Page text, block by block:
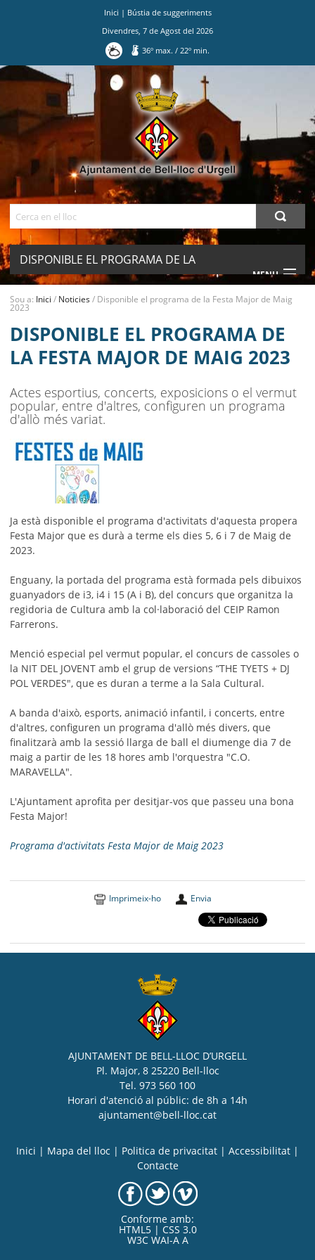
Inici | Bústia de suggeriments
Divendres 7 de Agost del 2026
36º max./ 22º min.
DISPONIBLE EL PROGRAMA DE LA
FESTA MAJOR DE MAIG 2023
MENU
MUNICIPI
BELL-LLOC SOLUCIONA
Sou a: Inici / Noticies/ Disponible el programa de la Festa Major de Maig
2023
DISPONIBLE EL PROGRAMA DE
LA FESTA MAJOR DE MAIG 2023
Actes esportius, concerts, exposicions o el vermut
popular, entre d'altres, configuren un programa
d'allò més variat.
Ja està disponible el programa d'activitats d'aquesta propera
Festa Major que es durà a terme els dies 5, 6 i 7 de Maig de
2023.
Enguany, la portada del programa està formada pels dibuixos
guanyadors de i3, i4 i 15 (A i B), del concurs que organitza la
regidoria de Cultura amb la col·laboració del CEIP Ramon
Farrerons.
Menció especial pel vermut popular, el concurs de cassoles o
la NIT DEL JOVENT amb el grup de versions “THE TYETS + DJ
POL VERDES", que es duran a terme a la Sala Cultural.
A banda d'això, esports, animació infantil, i concerts, entre
d'altres, configuren un programa d'allò més divers, que
finalitzarà amb la sessió llarga de ball el diumenge dia 7 de
maig a partir de les 18 hores amb l'orquestra "C.O.
MARAVELLA".
L'Ajuntament aprofita per desitjar-vos que passeu una bona
Festa Major!
Programa d'activitats Festa Major de Maig 2023
Imprimeix-ho Envia
AJUNTAMENT DE BELL-LLOC D’URGELL
Pl. Major, 8 25220 Bell-lloc
Tel. 973 560 100
Horari d'atenció al públic: de 8h a 14h
ajuntament@bell-lloc.cat
Inici | Mapa del lloc | Politica de privacitat | Accessibilitat |
Contacte
Conforme amb:
HTML5 | CSS 3.0
W3C WAI-A A